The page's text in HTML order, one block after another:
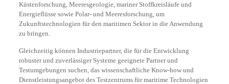
Küstenforschung, Meeresgeologie, mariner Stoffkreisläufe und
Energieflüsse sowie Polar- und Meeresforschung, um
Zukunftstechnologien für den maritimen Sektor in die Anwendung
zu bringen.
Gleichzeitig können Industriepartner, die für die Entwicklung
robuster und zuverlässiger Systeme geeignete Partner und
Testumgebungen suchen, das wissenschaftliche Know-how und
Dienstleistungsangebot des Testzentrums für maritime Technologien